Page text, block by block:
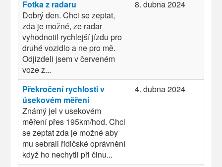
Fotka z radaru
Dobrý den. Chci se zeptat,
zda je možné, ze radar
vyhodnotil rychlejší jízdu pro
druhé vozidlo a ne pro mě.
Odjizdeli jsem v červeném
voze z...
8. dubna 2024
Překročení rychlosti v
úsekovém měření
Známý jel v usekovém
měření přes 195km/hod. Chci
se zeptat zda je možné aby
mu sebrali řidičské oprávnění
když ho nechytli při činu...
4. dubna 2024